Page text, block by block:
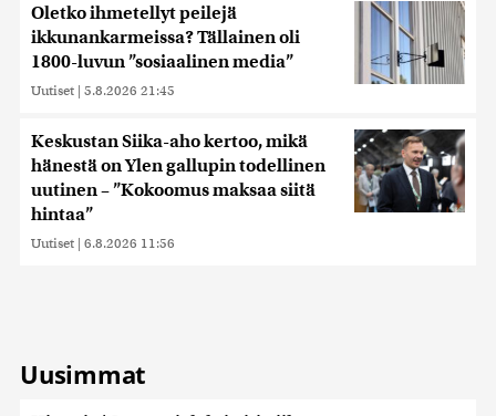
Oletko ihmetellyt peilejä
ikkunankarmeissa? Tällainen oli
1800-luvun ”sosiaalinen media”
Uutiset | 5.8.2026 21:45
Keskustan Siika-aho kertoo, mikä
hänestä on Ylen gallupin todellinen
uutinen – ”Kokoomus maksaa siitä
hintaa”
Uutiset | 6.8.2026 11:56
Uusimmat